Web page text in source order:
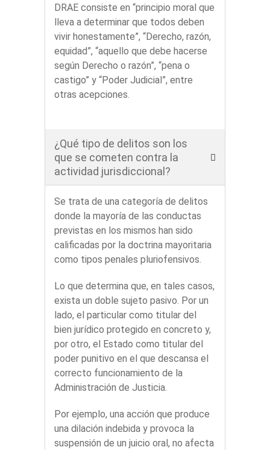
DRAE consiste en “principio moral que
lleva a determinar que todos deben
vivir honestamente”, “Derecho, razón,
equidad”, “aquello que debe hacerse
según Derecho o razón”, “pena o
castigo” y “Poder Judicial”, entre
otras acepciones.
¿Qué tipo de delitos son los
que se cometen contra la
actividad jurisdiccional?
Se trata de una categoría de delitos
donde la mayoría de las conductas
previstas en los mismos han sido
calificadas por la doctrina mayoritaria
como tipos penales pluriofensivos.
Lo que determina que, en tales casos,
exista un doble sujeto pasivo. Por un
lado, el particular como titular del
bien jurídico protegido en concreto y,
por otro, el Estado como titular del
poder punitivo en el que descansa el
correcto funcionamiento de la
Administración de Justicia.
Por ejemplo, una acción que produce
una dilación indebida y provoca la
suspensión de un juicio oral, no afecta